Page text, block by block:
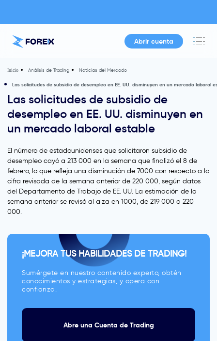
Abrir cuenta
Inicio Análisis de Trading Noticias del Mercado
Las solicitudes de subsidio de desempleo en EE. UU. disminuyen en un mercado laboral
Las solicitudes de subsidio de
desempleo en EE. UU. disminuyen en
un mercado laboral estable
El número de estadounidenses que solicitaron subsidio de
desempleo cayó a 213 000 en la semana que finalizó el 8 de
febrero, lo que refleja una disminución de 7000 con respecto a la
cifra revisada de la semana anterior de 220 000, según datos
del Departamento de Trabajo de EE. UU. La estimación de la
semana anterior se revisó al alza en 1000, de 219 000 a 220
000.
¡MEJORA TUS HABILIDADES DE TRADING!
Sumérgete en nuestro contenido experto, obtén
conocimientos y estrategias, y opera con
confianza.
Abre una Cuenta de Trading